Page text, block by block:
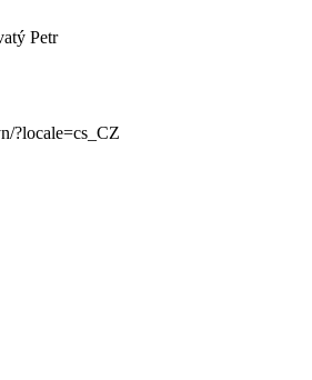
Petr
?locale=cs_CZ